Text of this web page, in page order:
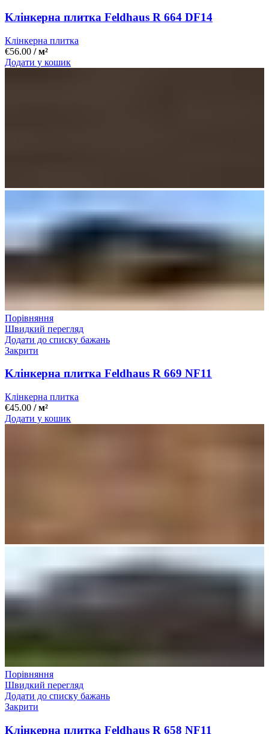
Kлінкерна плитка Feldhaus R 664 DF14
Клінкерна плитка
€56.00 / м²
Додати у кошик
Порівняння
Швидкий перегляд
Додати до списку бажань
Закрити
Kлінкерна плитка Feldhaus R 669 NF11
Клінкерна плитка
€45.00 / м²
Додати у кошик
Порівняння
Швидкий перегляд
Додати до списку бажань
Закрити
Kлінкерна плитка Feldhaus R 658 NF11